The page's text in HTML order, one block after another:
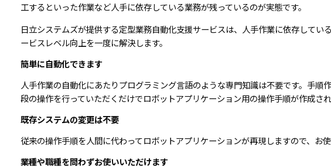
工するといった作業など人手に依存している業務が残っているのが実態です。
日立システムズが提供する定型業務自動化支援サービスは、人手作業に依存して
ービスレベル向上を一度に解決します。
簡単に自動化できます
人手作業の自動化にあたりプログラミング言語のような専門知識は不要です。手
段の操作を行っていただくだけでロボットアプリケーション用の操作手順が作成され
既存システムの変更は不要
従来の操作手順を人間に代わってロボットアプリケーションが再現しますので、お
業種や職種を問わずお使いいただけます